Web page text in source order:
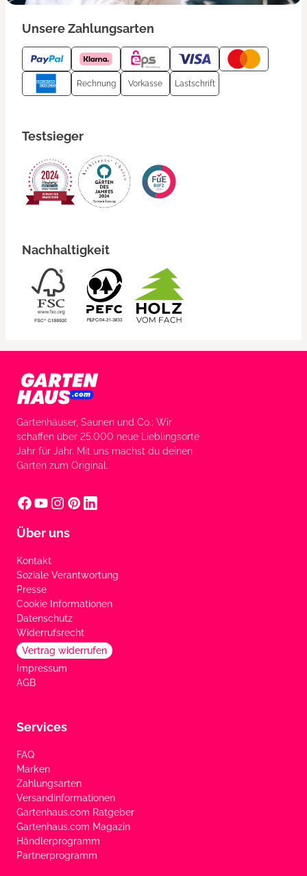
Unsere Zahlungsarten
Rechnung Vorkasse Lastschrift
Testsieger
Nachhaltigkeit
Gartenhäuser, Saunen und Co.: Wir
schaffen über 25.000 neue Lieblingsorte
Jahr für Jahr. Mit uns machst du deinen
Garten zum Original.
Über uns
Kontakt
Soziale Verantwortung
Presse
Cookie Informationen
Datenschutz
Widerrufsrecht
Vertrag widerrufen
Impressum
AGB
Services
FAQ
Marken
Zahlungsarten
Versandinformationen
Gartenhaus.com Ratgeber
Gartenhaus.com Magazin
Händlerprogramm
Partnerprogramm